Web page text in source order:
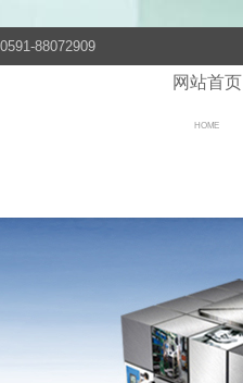
88072909
HOME
网站首页